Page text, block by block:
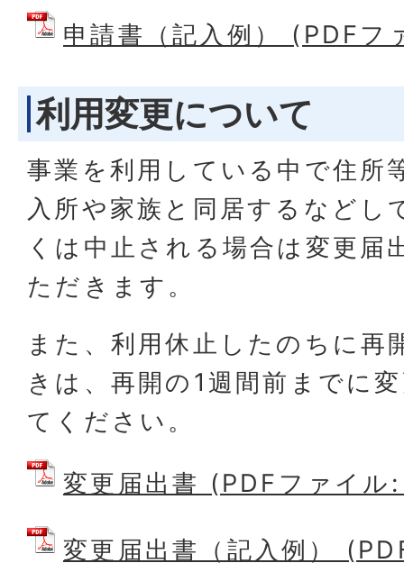
申請書（記入例） (PDF
利用変更について
事業を利用している中で住所
入所や家族と同居するなどし
くは中止される場合は変更届
ただきます。
また、利用休止したのちに再
きは、再開の1週間前までに
てください。
変更届出書 (PDFファイ
変更届出書（記入例）